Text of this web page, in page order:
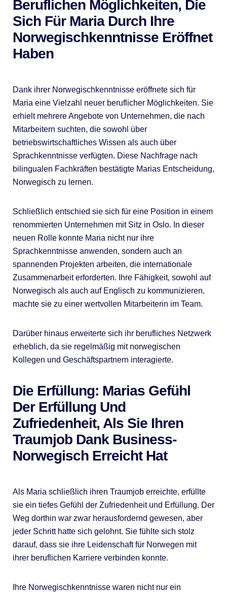
Beruflichen Möglichkeiten, Die
Sich Für Maria Durch Ihre
Norwegischkenntnisse Eröffnet
Haben
Dank ihrer Norwegischkenntnisse eröffnete sich für
Maria eine Vielzahl neuer beruflicher Möglichkeiten. Sie
erhielt mehrere Angebote von Unternehmen, die nach
Mitarbeitern suchten, die sowohl über
betriebswirtschaftliches Wissen als auch über
Sprachkenntnisse verfügten. Diese Nachfrage nach
bilingualen Fachkräften bestätigte Marias Entscheidung,
Norwegisch zu lernen.
Schließlich entschied sie sich für eine Position in einem
renommierten Unternehmen mit Sitz in Oslo. In dieser
neuen Rolle konnte Maria nicht nur ihre
Sprachkenntnisse anwenden, sondern auch an
spannenden Projekten arbeiten, die internationale
Zusammenarbeit erforderten. Ihre Fähigkeit, sowohl auf
Norwegisch als auch auf Englisch zu kommunizieren,
machte sie zu einer wertvollen Mitarbeiterin im Team.
Darüber hinaus erweiterte sich ihr berufliches Netzwerk
erheblich, da sie regelmäßig mit norwegischen
Kollegen und Geschäftspartnern interagierte.
Die Erfüllung: Marias Gefühl
Der Erfüllung Und
Zufriedenheit, Als Sie Ihren
Traumjob Dank Business-
Norwegisch Erreicht Hat
Als Maria schließlich ihren Traumjob erreichte, erfüllte
sie ein tiefes Gefühl der Zufriedenheit und Erfüllung. Der
Weg dorthin war zwar herausfordernd gewesen, aber
jeder Schritt hatte sich gelohnt. Sie fühlte sich stolz
darauf, dass sie ihre Leidenschaft für Norwegen mit
ihrer beruflichen Karriere verbinden konnte.
Ihre Norwegischkenntnisse waren nicht nur ein